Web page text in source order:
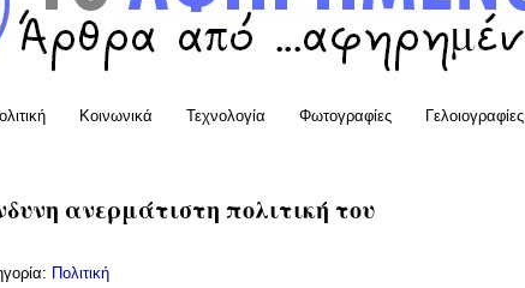
Κοινωνικά Τεχνολογία Φωτογραφίες Γελοιογραφίες
ανερμάτιστη πολιτική του
Πολιτική